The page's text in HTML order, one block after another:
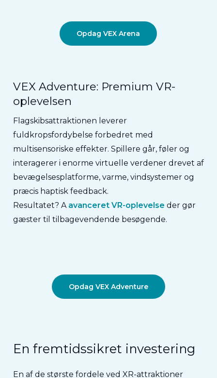
Opdag VEX Arena
VEX Adventure: Premium VR-
oplevelsen
Flagskibsattraktionen leverer
fuldkropsfordybelse forbedret med
multisensoriske effekter. Spillere går, føler og
interagerer i enorme virtuelle verdener drevet af
bevægelsesplatforme, varme, vindsystemer og
præcis haptisk feedback.
Resultatet? A avanceret VR-oplevelse der gør
gæster til tilbagevendende besøgende.
Opdag VEX Adventure
En fremtidssikret investering
En af de største fordele ved XR-attraktioner